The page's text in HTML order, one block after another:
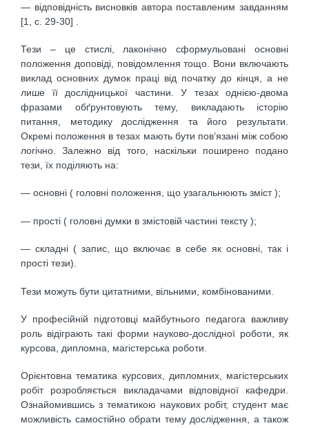
— відповідність висновків автора поставленим завданням
[1, c. 29-30] .
Тези – це стислі, лаконічно сформульовані основні
положення доповіді, повідомлення тощо. Вони включають
виклад основних думок праці від початку до кінця, а не
лише її дослідницької частини. У тезах однією-двома
фразами обґрунтовують тему, викладають історію
питання, методику дослідження та його результати.
Окремі положення в тезах мають бути пов’язані між собою
логічно. Залежно від того, наскільки поширено подано
тези, їх поділяють на:
— основні ( головні положення, що узагальнюють зміст );
— прості ( головні думки в змістовій частині тексту );
— складні ( запис, що включає в себе як основні, так і
прості тези).
Тези можуть бути цитатними, вільними, комбінованими.
У професійній підготовці майбутнього педагога важливу
роль відіграють такі форми науково-дослідної роботи, як
курсова, дипломна, магістерська роботи.
Орієнтовна тематика курсових, дипломних, магістерських
робіт розробляється викладачами відповідної кафедри.
Ознайомившись з тематикою наукових робіт, студент має
можливість самостійно обрати тему дослідження, а також